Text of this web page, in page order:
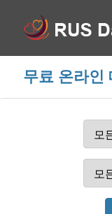
무료 온라인